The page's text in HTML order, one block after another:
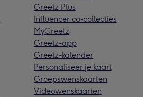
Greetz Plus
Influencer co-collecties
MyGreetz
Greetz-app
Greetz-kalender
Personaliseer je kaart
Groepswenskaarten
Videowenskaarten